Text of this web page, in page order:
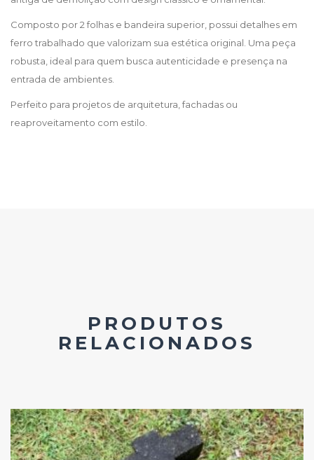
Composto por 2 folhas e bandeira superior, possui detalhes em
ferro trabalhado que valorizam sua estética original. Uma peça
robusta, ideal para quem busca autenticidade e presença na
entrada de ambientes.
Perfeito para projetos de arquitetura, fachadas ou
reaproveitamento com estilo.
PRODUTOS
RELACIONADOS